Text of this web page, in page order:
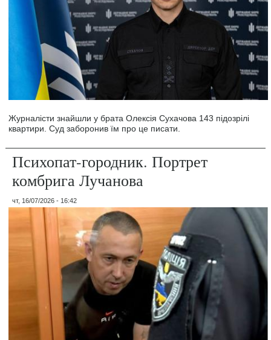
Журналісти знайшли у брата Олексія Сухачова 143 підозрілі
квартири. Суд заборонив їм про це писати.
Психопат-городник. Портрет
комбрига Лучанова
чт, 16/07/2026 - 16:42